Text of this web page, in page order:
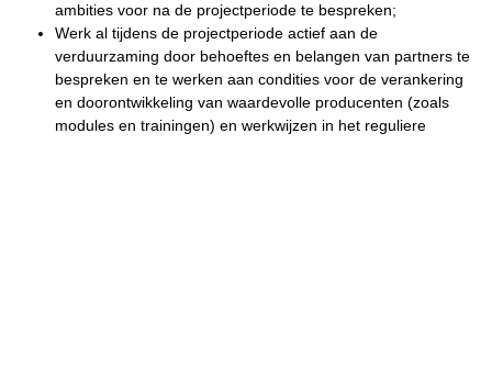
ambities voor na de projectperiode te bespreken;
Werk al tijdens de projectperiode actief aan de
verduurzaming door behoeftes en belangen van partners te
bespreken en te werken aan condities voor de verankering
en doorontwikkeling van waardevolle producenten (zoals
modules en trainingen) en werkwijzen in het reguliere